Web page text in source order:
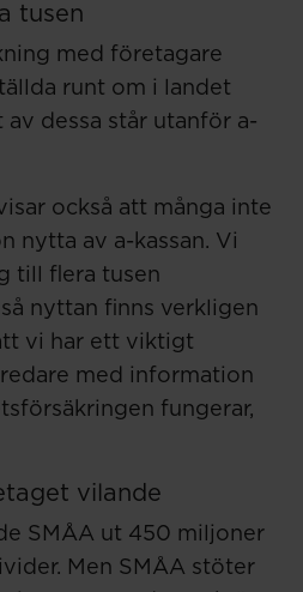
tusen
med företagare
runt om i landet
dessa står utanför a-
också att många inte
nytta av a-kassan. Vi
till flera tusen
nyttan finns verkligen
vi har ett viktigt
med information
fungerar,
vilande
SMÅA ut 450 miljoner
Men SMÅA stöter